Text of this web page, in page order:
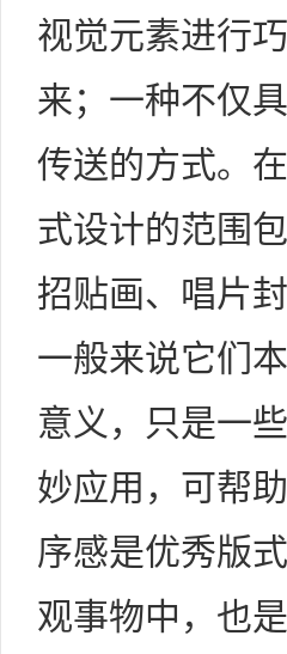
视觉元素进行
来；一种不仅
传送的方式。
式设计的范围
招贴画、唱片
一般来说它们
意义，只是一
妙应用，可帮
序感是优秀版
观事物中，也